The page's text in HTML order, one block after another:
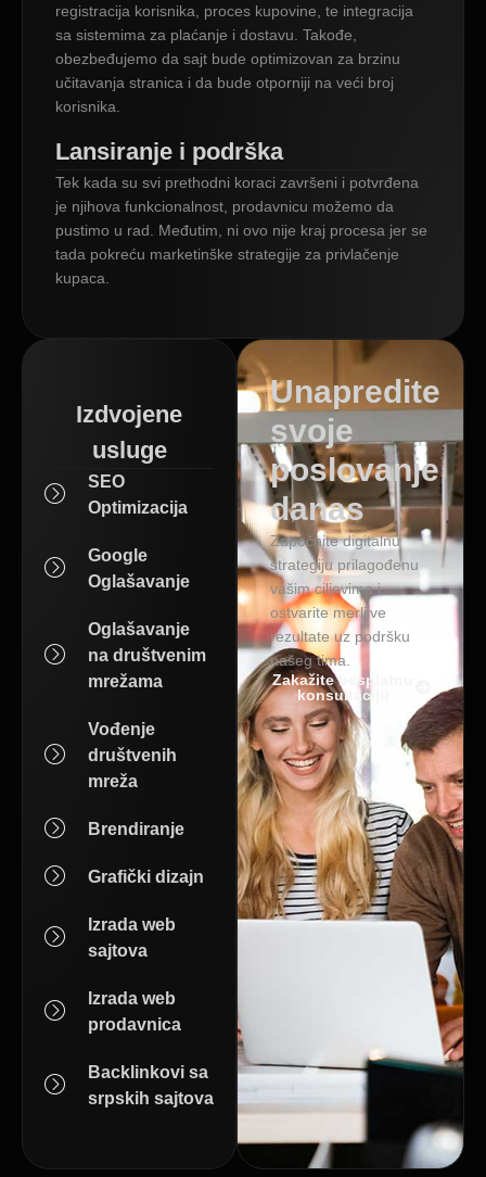
registracija korisnika, proces kupovine, te integracija
sa sistemima za plaćanje i dostavu. Takođe,
obezbeđujemo da sajt bude optimizovan za brzinu
učitavanja stranica i da bude otporniji na veći broj
korisnika.
Lansiranje i podrška
Tek kada su svi prethodni koraci završeni i potvrđena
je njihova funkcionalnost, prodavnicu možemo da
pustimo u rad. Međutim, ni ovo nije kraj procesa jer se
tada pokreću marketinške strategije za privlačenje
kupaca.
Izdvojene
usluge
SEO
Optimizacija
Google
Oglašavanje
Oglašavanje
na društvenim
mrežama
Vođenje
društvenih
mreža
Brendiranje
Grafički dizajn
Izrada web
sajtova
Izrada web
prodavnica
Backlinkovi sa
srpskih sajtova
Unapredite
svoje
poslovanje
danas
Započnite digitalnu
strategiju prilagođenu
vašim ciljevima i
ostvarite merljive
rezultate uz podršku
našeg tima.
Zakažite besplatnu
konsultaciju